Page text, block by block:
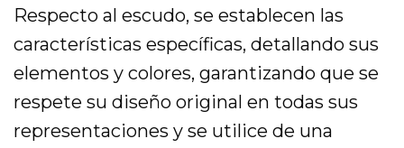
Respecto al escudo, se establecen las
características específicas, detallando sus
elementos y colores, garantizando que se
respete su diseño original en todas sus
representaciones y se utilice de una